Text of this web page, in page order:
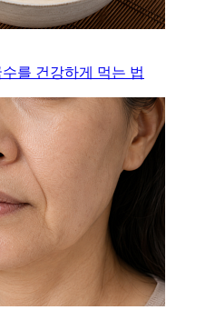
를 건강하게 먹는 법